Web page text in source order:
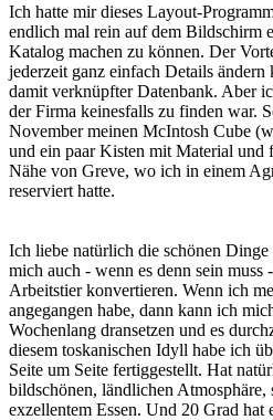
Ich hatte mir dieses Layout-
endlich mal rein auf dem Bildschirm
Katalog machen zu können. Der
jederzeit ganz einfach Details
damit verknüpfter Datenbank. Aber
der Firma keinesfalls zu finden war.
November meinen McIntosh Cube
und ein paar Kisten mit Material und
Nähe von Greve, wo ich in einem
reserviert hatte.
Ich liebe natürlich die schönen
mich auch - wenn es denn sein
Arbeitstier konvertieren. Wenn ich
angegangen habe, dann kann ich
Wochenlang dransetzen und es
diesem toskanischen Idyll habe ich
Seite um Seite fertiggestellt. Hat
bildschönen, ländlichen Atmosphäre,
exzellentem Essen. Und 20 Grad hat